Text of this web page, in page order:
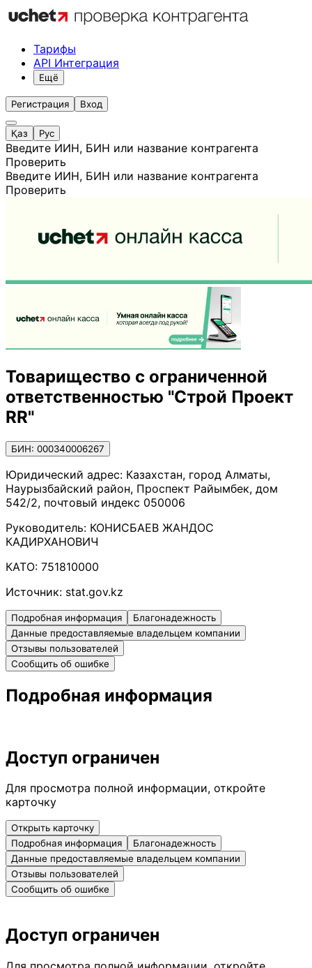
Тарифы
API Интеграция
Ещё
Регистрация Вход
Қаз Рус
Введите ИИН, БИН или название контрагента
Проверить
Введите ИИН, БИН или название контрагента
Проверить
Товарищество с ограниченной
ответственностью "Строй Проект
RR"
БИН: 000340006267
Юридический адрес: Казахстан, город Алматы,
Наурызбайский район, Проспект Райымбек, дом
542/2, почтовый индекс 050006
Руководитель: КОНИСБАЕВ ЖАНДОС
КАДИРХАНОВИЧ
КАТО: 751810000
Источник: stat.gov.kz
Подробная информация
Благонадежность
Данные предоставляемые владельцем компании
Отзывы пользователей
Сообщить об ошибке
Подробная информация
Доступ ограничен
Для просмотра полной информации, откройте
карточку
Открыть карточку
Подробная информация
Благонадежность
Данные предоставляемые владельцем компании
Отзывы пользователей
Сообщить об ошибке
Доступ ограничен